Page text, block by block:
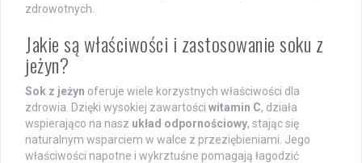
zdrowotnych.
Jakie są właściwości i zastosowanie soku z
jeżyn?
Sok z jeżyn oferuje wiele korzystnych właściwości dla
zdrowia. Dzięki wysokiej zawartości witamin C, działa
wspierająco na nasz układ odpornościowy, stając się
naturalnym wsparciem w walce z przeziębieniami. Jego
właściwości napotne i wykrztuśne pomagają łagodzić